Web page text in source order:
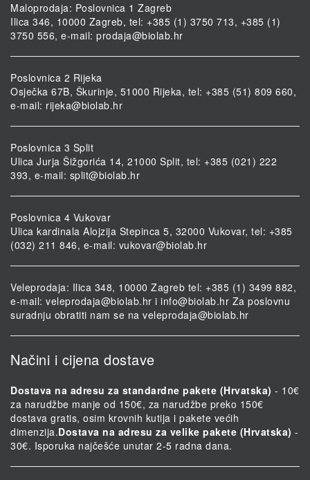
Maloprodaja: Poslovnica 1 Zagreb
Ilica 346, 10000 Zagreb, tel: +385 (1) 3750 713, +385 (1)
3750 556, e-mail: prodaja@biolab.hr
Poslovnica 2 Rijeka
Osječka 67B, Škurinje, 51000 Rijeka, tel: +385 (51) 809 660,
e-mail: rijeka@biolab.hr
Poslovnica 3 Split
Ulica Jurja Šižgorića 14, 21000 Split, tel: +385 (021) 222
393, e-mail: split@biolab.hr
Poslovnica 4 Vukovar
Ulica kardinala Alojzija Stepinca 5, 32000 Vukovar, tel: +385
(032) 211 846, e-mail: vukovar@biolab.hr
Veleprodaja: Ilica 348, 10000 Zagreb tel: +385 (1) 3499 882,
e-mail: veleprodaja@biolab.hr i info@biolab.hr Za poslovnu
suradnju obratiti nam se na veleprodaja@biolab.hr
Načini i cijena dostave
Dostava na adresu za standardne pakete (Hrvatska) - 10€
za narudžbe manje od 150€, za narudžbe preko 150€
dostava gratis, osim krovnih kutija i pakete većih
dimenzija.Dostava na adresu za velike pakete (Hrvatska) -
30€. Isporuka najčešće unutar 2-5 radna dana.